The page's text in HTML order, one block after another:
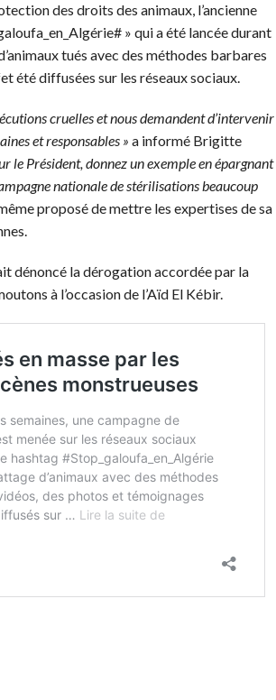
des droits des animaux, l’ancienne
» qui a été lancée durant
tués avec des méthodes barbares
été diffusées sur les réseaux sociaux.
cruelles et nous demandent d’intervenir
et responsables »a informé Brigitte
le Président, donnez un exemple en épargnant
nationale de stérilisations beaucoup
proposé de mettre les expertises de sa
dénoncé la dérogation accordée par la
à l’occasion de l’Aïd El Kébir.